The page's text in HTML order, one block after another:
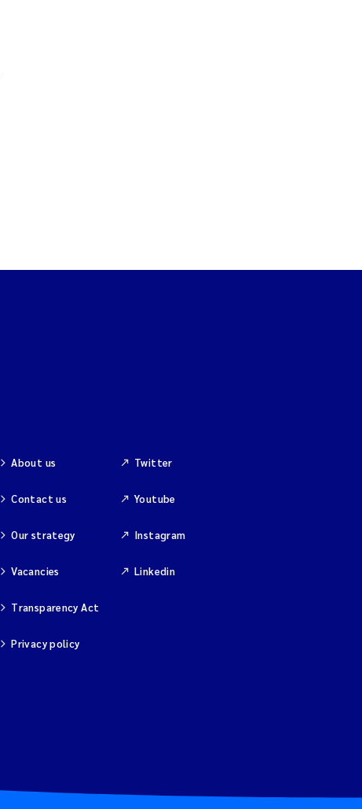
About us
Contact us
Our strategy
Vacancies
Transparency Act
Privacy policy
Twitter
Youtube
Instagram
Linkedin